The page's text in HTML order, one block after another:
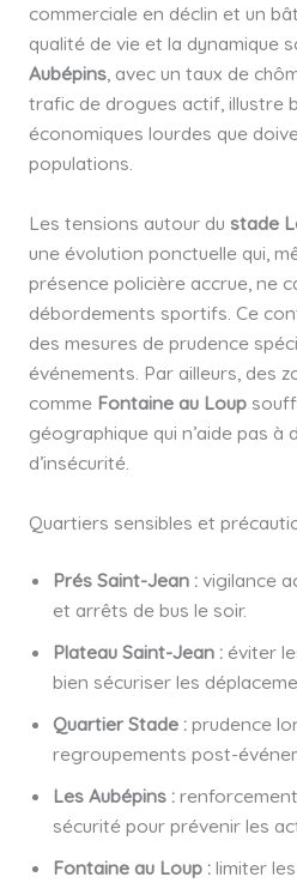
commerciale en déclin et un
qualité de vie et la dynamique
Aubépins, avec un taux de
trafic de drogues actif, illustre
économiques lourdes que
populations.
Les tensions autour du stade
une évolution ponctuelle qui,
présence policière accrue, ne
débordements sportifs. Ce
des mesures de prudence
événements. Par ailleurs, des
comme Fontaine au Loup
géographique qui n’aide pas à
d’insécurité.
Quartiers sensibles et
Prés Saint-Jean :vigilance
et arrêts de bus le soir.
Plateau Saint-Jean :éviter
bien sécuriser les
Quartier Stade :prudence
regroupements post-
Les Aubépins :
sécurité pour prévenir les
Fontaine au Loup :limiter